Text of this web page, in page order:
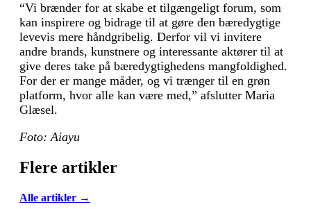
“Vi brænder for at skabe et tilgængeligt forum, som
kan inspirere og bidrage til at gøre den bæredygtige
levevis mere håndgribelig. Derfor vil vi invitere
andre brands, kunstnere og interessante aktører til at
give deres take på bæredygtighedens mangfoldighed.
For der er mange måder, og vi trænger til en grøn
platform, hvor alle kan være med,” afslutter Maria
Glæsel.
Foto: Aiayu
Flere artikler
Alle artikler →